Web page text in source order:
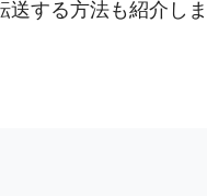
する方法も紹介しま